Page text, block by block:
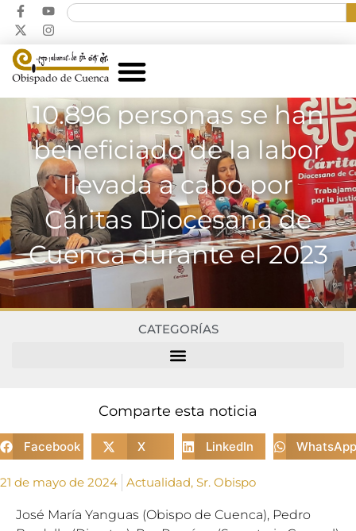
10.896 personas se han
beneficiado de la labor
llevada a cabo por
Cáritas Diocesana de
Cuenca durante el 2023
CATEGORÍAS
Comparte esta noticia
Facebook X LinkedIn WhatsApp
21 de mayo de 2024 Actualidad, Sr. Obispo
José María Yanguas (Obispo de Cuenca), Pedro